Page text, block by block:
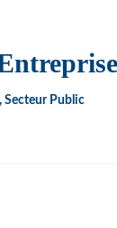
Secteur Public